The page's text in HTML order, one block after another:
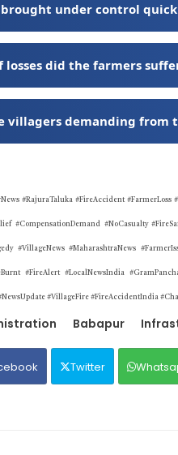
under control
losses did the farmers
villagers demanding from
#RajuraTaluka #FireAccident
#CompensationDemand #NoCasualty
#VillageNews #MaharashtraNews
#FireAlert #LocalNewsIndia
#VillageFire #FireAccidentIndia
Babapur
Twitter